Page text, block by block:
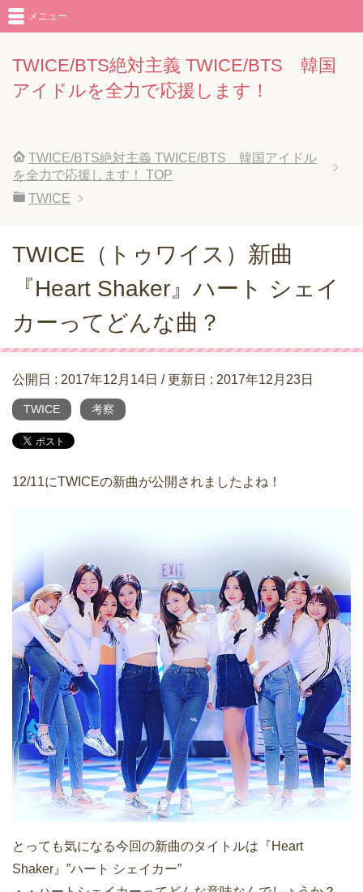
TWICE/BTS絶対主義 TWICE/BTS 韓国
アイドルを全力で応援します！
メニュー
TWICE/BTS絶対主義 TWICE/BTS 韓国アイドル
を全力で応援します！
TOP
TWICE
TWICE（トゥワイス）新曲
『Heart Shaker』ハート シェイ
カーってどんな曲？
公開日 : 2017年12月14日 / 更新日 : 2017年12月23日
TWICE 考察
12/11にTWICEの新曲が公開されましたよね！
とっても気になる今回の新曲のタイトルは『Heart
Shaker』”ハート シェイカー”